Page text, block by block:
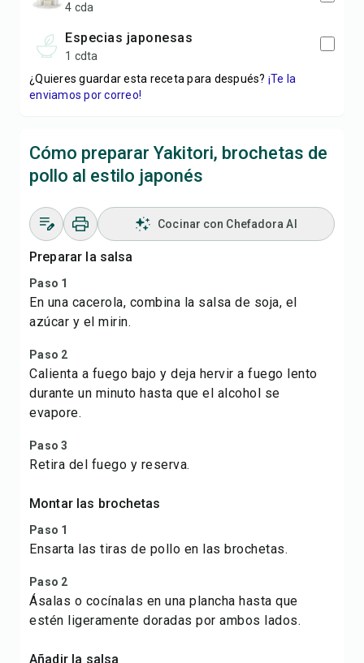
4 cda
especias japonesas
1 cdta
¿Quieres guardar esta receta para después? ¡Te la
enviamos por correo!
Cómo preparar Yakitori, brochetas de
pollo al estilo japonés
Cocinar con Chefadora AI
Preparar la salsa
Paso 1
En una cacerola, combina la salsa de soja, el
azúcar y el mirin.
Paso 2
Calienta a fuego bajo y deja hervir a fuego lento
durante un minuto hasta que el alcohol se
evapore.
Paso 3
Retira del fuego y reserva.
Montar las brochetas
Paso 1
Ensarta las tiras de pollo en las brochetas.
Paso 2
Ásalas o cocínalas en una plancha hasta que
estén ligeramente doradas por ambos lados.
Añadir la salsa